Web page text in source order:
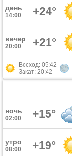
день
14:00 +24°
вечер
20:00 +21°
Восход: 05:42
Закат: 20:42
ночь
02:00 +15°
утро
08:00 +19°